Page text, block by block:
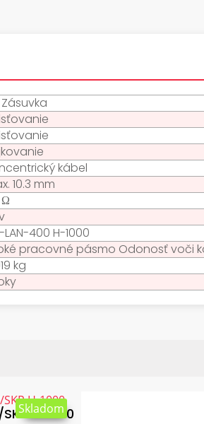
Zásuvka
kábel
10.3 mm
LAN-400 H-1000
pracovné pásmo Odonosť voči
kg
1000
Skladom